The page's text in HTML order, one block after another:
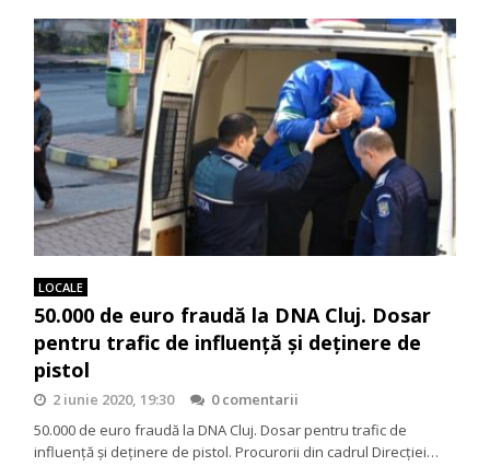
LOCALE
50.000 de euro fraudă la DNA Cluj. Dosar
pentru trafic de influenţă şi deţinere de
pistol
2 iunie 2020, 19:30
0 comentarii
50.000 de euro fraudă la DNA Cluj. Dosar pentru trafic de
influenţă şi deţinere de pistol. Procurorii din cadrul Direcţiei…